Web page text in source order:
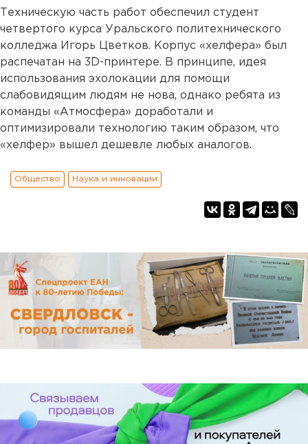
Техническую часть работ обеспечил студент
четвертого курса Уральского политехнического
колледжа Игорь Цветков. Корпус «хелфера» был
распечатан на 3D-принтере. В принципе, идея
использования эхолокации для помощи
слабовидящим людям не нова, однако ребята из
команды «Атмосфера» доработали и
оптимизировали технологию таким образом, что
«хелфер» вышел дешевле любых аналогов.
Общество Наука и инновации